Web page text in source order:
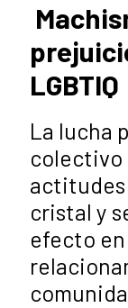
LGBTIQ
La lucha
colectivo
cristal y
efecto en